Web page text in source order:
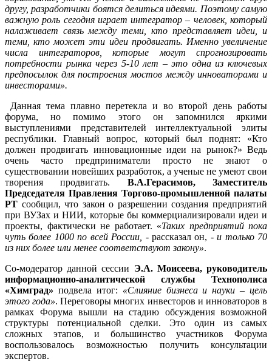
другу, разработчики боятся делиться идеями. Поэтому самую
важную роль сегодня играет интегратор – человек, который
налаживает связь между теми, кто представляет идеи, и
теми, кто может эти идеи продвигать. Именно увеличение
числа интеграторов, которые могут спрогнозировать
потребности рынка через 5-10 лет – это одна из ключевых
предпосылок для построения мостов между инноваторами и
инвесторами».
Данная тема плавно перетекла и во второй день работы
форума, но помимо этого он запомнился яркими
выступлениями представителей интеллектуальной элиты
республики. Главный вопрос, который был поднят: «Кто
должен продвигать инновационные идеи на рынок?» Ведь
очень часто предприниматели просто не знают о
существовании новейших разработок, а ученые не умеют свои
творения продвигать. В.А.Герасимов, Заместитель
Председателя Правления Торгово-промышленной палаты
РТ сообщил, что закон о разрешении создания предприятий
при ВУЗах и НИИ, которые бы коммерциализировали идеи и
проекты, фактически не работает. «Таких предприятий пока
чуть более 1000 по всей России, - рассказал он, -и только 70
из них более или менее соответствуют закону».
Со-модератор данной сессии Э.А. Моисеева, руководитель
информационно-аналитической службы Технополиса
«Химград» подвела итог: «Слияние бизнеса и науки – цель
этого года». Переговоры многих инвесторов и инноваторов в
рамках Форума вышли на стадию обсуждения возможной
структуры потенциальной сделки. Это один из самых
сложных этапов, и большинство участников Форума
воспользовалось возможностью получить консультации
экспертов.